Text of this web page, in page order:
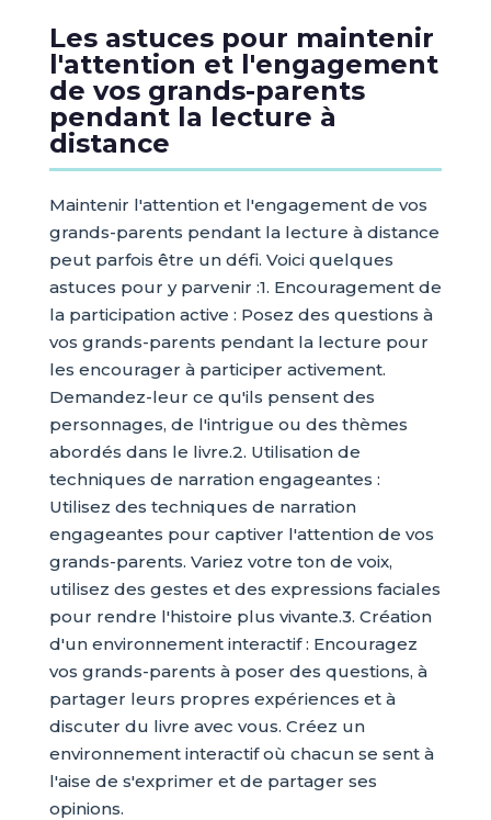
Les astuces pour maintenir
l'attention et l'engagement
de vos grands-parents
pendant la lecture à
distance
Maintenir l'attention et l'engagement de vos
grands-parents pendant la lecture à distance
peut parfois être un défi. Voici quelques
astuces pour y parvenir :1. Encouragement de
la participation active : Posez des questions à
vos grands-parents pendant la lecture pour
les encourager à participer activement.
Demandez-leur ce qu'ils pensent des
personnages, de l'intrigue ou des thèmes
abordés dans le livre.2. Utilisation de
techniques de narration engageantes :
Utilisez des techniques de narration
engageantes pour captiver l'attention de vos
grands-parents. Variez votre ton de voix,
utilisez des gestes et des expressions faciales
pour rendre l'histoire plus vivante.3. Création
d'un environnement interactif : Encouragez
vos grands-parents à poser des questions, à
partager leurs propres expériences et à
discuter du livre avec vous. Créez un
environnement interactif où chacun se sent à
l'aise de s'exprimer et de partager ses
opinions.